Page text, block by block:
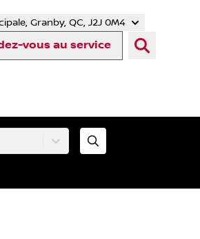
vous au service
Instagram
Granby, QC, J2J 0M4